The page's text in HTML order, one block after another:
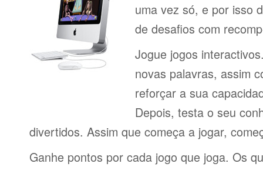
uma vez só, e por isso
de desafios com
Jogue jogos
novas palavras, assim
reforçar a sua
Depois, testa o seu
divertidos. Assim que começa a jogar,
Ganhe pontos por cada jogo que joga. Os